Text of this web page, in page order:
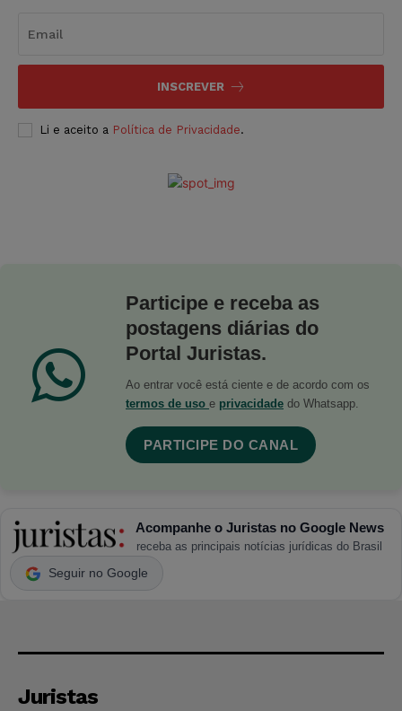
INSCREVER
Li e aceito a Política de Privacidade.
Participe e receba as
postagens diárias do
Portal Juristas.
Ao entrar você está ciente e de acordo com os
termos de uso e privacidade do Whatsapp.
PARTICIPE DO CANAL
Acompanhe o Juristas no Google News
receba as principais notícias jurídicas do Brasil
Seguir no Google
Juristas